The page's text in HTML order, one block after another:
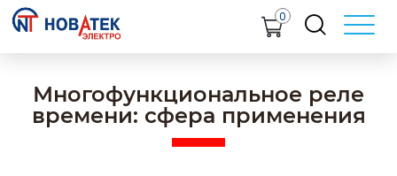
0
Многофункциональное реле
времени: сфера применения